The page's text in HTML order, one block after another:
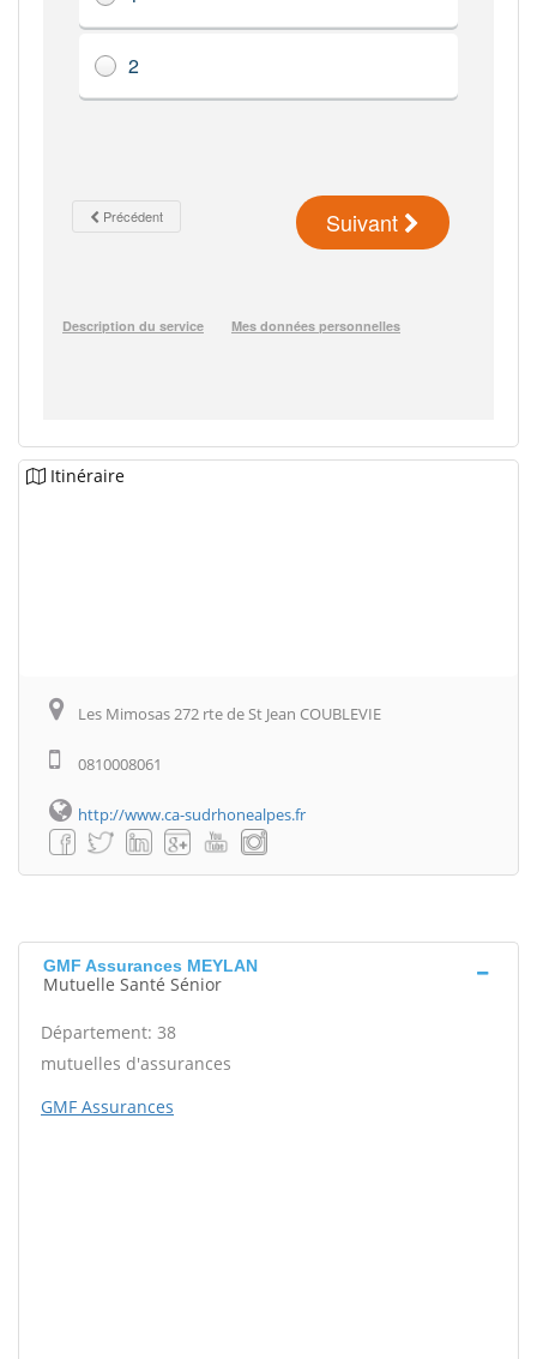
Itinéraire
Les Mimosas 272 rte de St Jean COUBLEVIE
0810008061
http://www.ca-sudrhonealpes.fr
GMF Assurances MEYLAN
Mutuelle Santé Sénior
Département: 38
mutuelles d'assurances
GMF Assurances